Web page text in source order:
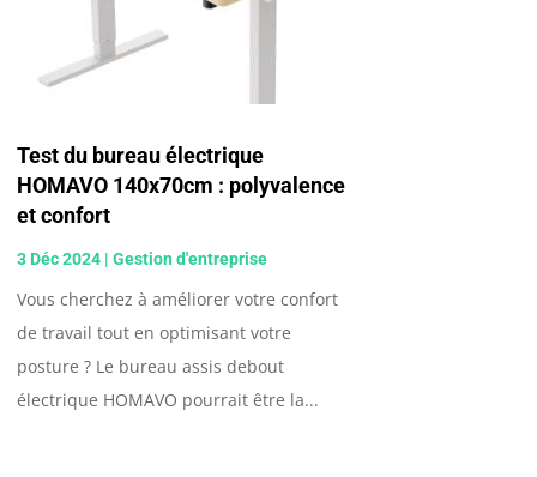
Test du bureau électrique
HOMAVO 140x70cm : polyvalence
et confort
3 Déc 2024| Gestion d'entreprise
Vous cherchez à améliorer votre confort
de travail tout en optimisant votre
posture ? Le bureau assis debout
électrique HOMAVO pourrait être la...